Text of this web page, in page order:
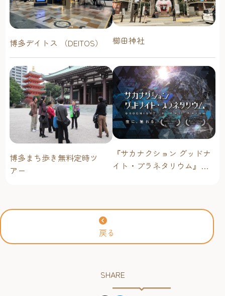
博多デイトス （DEITOS） 櫛田神社
博多まち歩き無料定時ツ
アー
『サカナクション グッドナ
イト・プラネタリウム』が
戻る
SHARE